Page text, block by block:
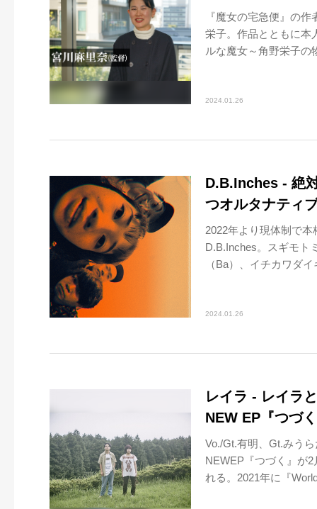
『魔女の宅急便』の
栄子。作品とともに本
ルな魔女～角野栄子の
2024.01.26
D.B.Inches - 絶
つオルタナティ
2022年より現体制で
D.B.Inches。スギモト
（Ba）、イチカワダ
2024.01.26
レイラ - レイラ
NEW EP『つづ
Vo./Gt.有明、Gt.みう
NEWEP『つづく』が
れる。2021年に『